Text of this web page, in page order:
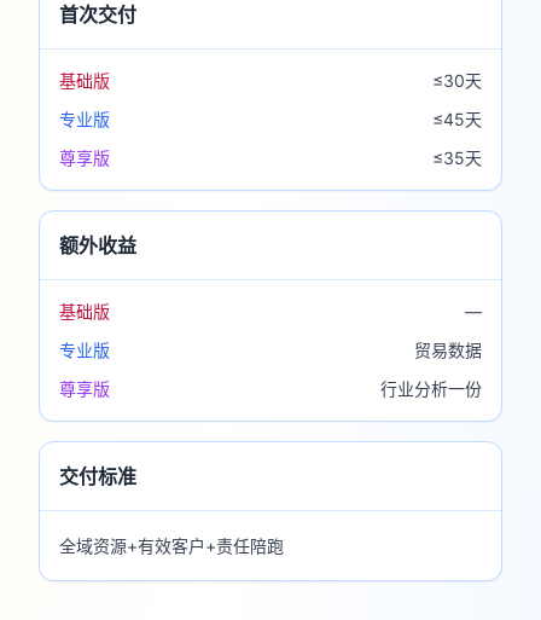
首次交付
基础版
≤30天
专业版
≤45天
尊享版
≤35天
额外收益
基础版
—
专业版
贸易数据
尊享版
行业分析一份
交付标准
全域资源+有效客户+责任陪跑